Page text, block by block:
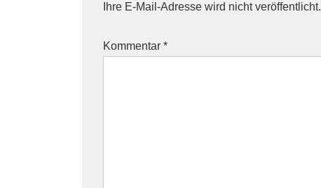
Ihre E-Mail-Adresse wird nicht veröffentlicht.
Kommentar *